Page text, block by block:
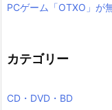
PCゲーム「OTXO」が
カテゴリー
CD・DVD・BD